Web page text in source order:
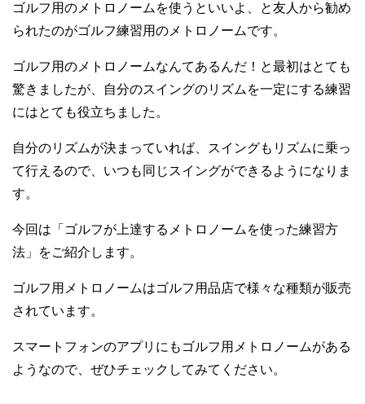
ゴルフ用のメトロノームを使うといいよ、と友人から勧め
られたのがゴルフ練習用のメトロノームです。
ゴルフ用のメトロノームなんてあるんだ！と最初はとても
驚きましたが、自分のスイングのリズムを一定にする練習
にはとても役立ちました。
自分のリズムが決まっていれば、スイングもリズムに乗っ
て行えるので、いつも同じスイングができるようになりま
す。
今回は「ゴルフが上達するメトロノームを使った練習方
法」をご紹介します。
ゴルフ用メトロノームはゴルフ用品店で様々な種類が販売
されています。
スマートフォンのアプリにもゴルフ用メトロノームがある
ようなので、ぜひチェックしてみてください。